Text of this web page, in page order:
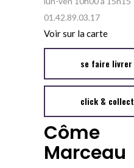
01.42.89.03.17
Voir sur la carte
se faire livrer
click & collect
Côme
Marceau